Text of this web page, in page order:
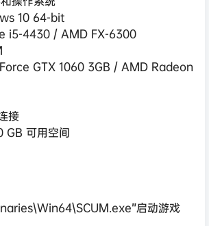
10 64-bit
i5-4430 / AMD FX-6300
GTX 1060 3GB / AMD Radeon
接
GB 可用空间
启动游戏